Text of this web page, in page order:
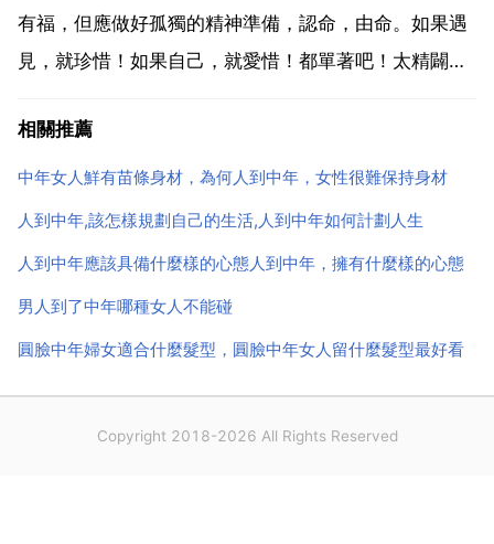
們爭吵，非常...
有福，但應做好孤獨的精神準備，認命，由命。如果遇
見，就珍惜！如果自己，就愛惜！都單著吧！太精闢
古話紅顏薄命。自己持家過日子一把手 還是遇不到真心
的人。一個人過怕孤單，可二個人過辜負自己真心誠意
的欺騙。人到...
相關推薦
中年女人鮮有苗條身材，為何人到中年，女性很難保持身材
人到中年,該怎樣規劃自己的生活,人到中年如何計劃人生
人到中年應該具備什麼樣的心態人到中年，擁有什麼樣的心態
男人到了中年哪種女人不能碰
圓臉中年婦女適合什麼髮型，圓臉中年女人留什麼髮型最好看
Copyright 2018-2026 All Rights Reserved